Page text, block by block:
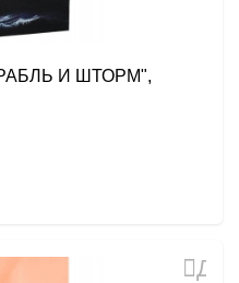
И ШТОРМ",